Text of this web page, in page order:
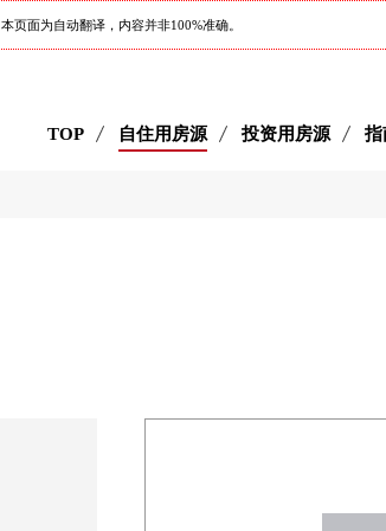
本页面为自动翻译，内容并非100%准确。
TOP 自住用房源 投资用房源 指